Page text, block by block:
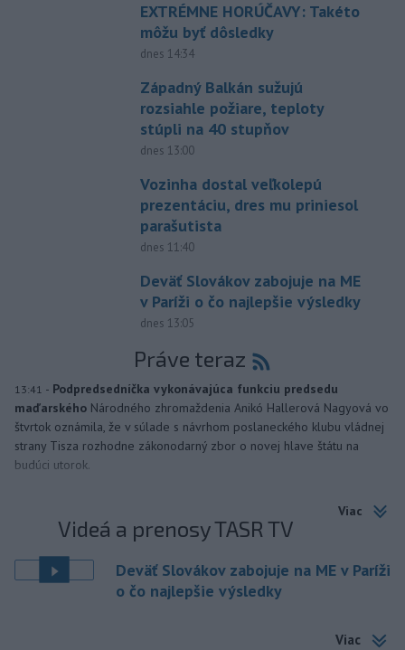
EXTRÉMNE HORÚČAVY: Takéto
môžu byť dôsledky
dnes 14:34
Západný Balkán sužujú
rozsiahle požiare, teploty
stúpli na 40 stupňov
dnes 13:00
Vozinha dostal veľkolepú
prezentáciu, dres mu priniesol
parašutista
dnes 11:40
Deväť Slovákov zabojuje na ME
v Paríži o čo najlepšie výsledky
dnes 13:05
Práve teraz
13:41 - Podpredsedníčka vykonávajúca funkciu predsedu
maďarského Národného zhromaždenia Anikó Hallerová Nagyová vo
štvrtok oznámila, že v súlade s návrhom poslaneckého klubu vládnej
strany Tisza rozhodne zákonodarný zbor o novej hlave štátu na
budúci utorok.
Viac
Videá a prenosy TASR TV
Deväť Slovákov zabojuje na ME v Paríži
o čo najlepšie výsledky
Viac